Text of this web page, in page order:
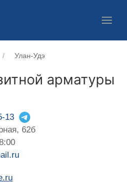
Улан-Удэ
арматуры
13
62б